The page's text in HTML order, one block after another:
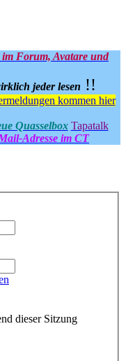
Forum, Avatare und
jeder lesen !!
kommen hier
Quasselbox Tapatalk
Adresse im CT
dieser Sitzung